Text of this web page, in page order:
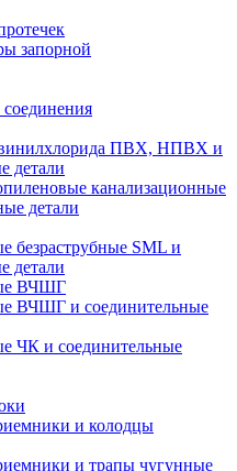
запорной
ПВХ, НПВХ и
детали
канализационные
детали
безраструбные SML и
детали
ВЧШГ
ВЧШГ и соединительные
ЧК и соединительные
и колодцы
и трапы чугунные